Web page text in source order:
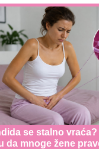
se stalno
da mnoge žene